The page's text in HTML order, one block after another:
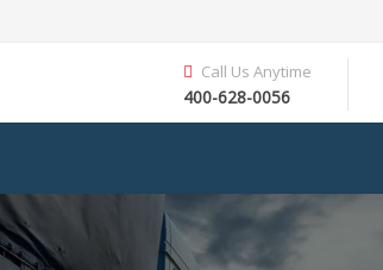
Call Us Anytime
400-628-0056